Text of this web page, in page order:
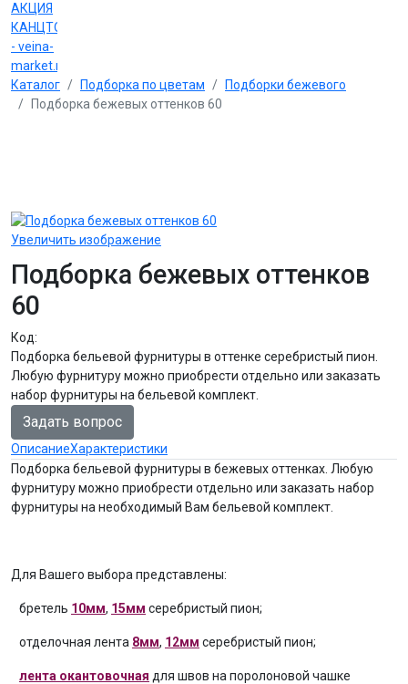
АКЦИЯ
КАНЦТОВАРЫ
- veina-
market.ru
Каталог
Подборка по цветам
Подборки бежевого
Подборка бежевых оттенков 60
Увеличить изображение
Подборка бежевых оттенков
60
Код:
Подборка бельевой фурнитуры в оттенке серебристый пион.
Любую фурнитуру можно приобрести отдельно или заказать
набор фурнитуры на бельевой комплект.
Задать вопрос
ОписаниеХарактеристики
Подборка бельевой фурнитуры в бежевых оттенках. Любую
фурнитуру можно приобрести отдельно или заказать набор
фурнитуры на необходимый Вам бельевой комплект.
Для Вашего выбора представлены:
бретель 10мм, 15мм серебристый пион;
отделочная лента 8мм, 12мм серебристый пион;
лента окантовочная для швов на поролоновой чашке